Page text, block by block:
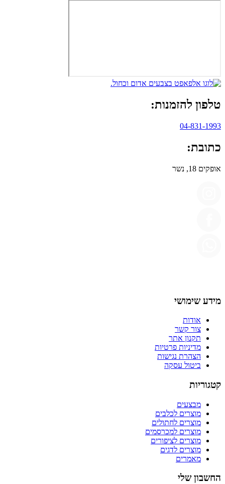
טלפון להזמנות:
04-831-1993
כתובת:
אופקים 18, נשר
מידע שימושי
אודות
צור קשר
תקנון אתר
מדיניות פרטיות
הצהרת נגישות
ביטול עסקה
קטגוריות
מבצעים
מוצרים לכלבים
מוצרים לחתולים
מוצרים למכרסמים
מוצרים לציפורים
מוצרים לדגים
מאמרים
החשבון שלי